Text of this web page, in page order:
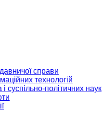
справи
технологій
суспільно-політичних наук